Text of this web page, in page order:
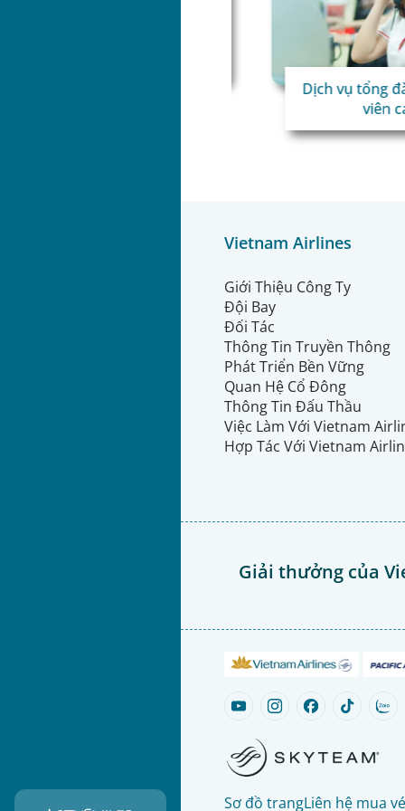
Dịch vụ tổng đài
viên
Vietnam Airlines
Giới Thiệu Công Ty
Đội Bay
Đối Tác
Thông Tin Truyền Thông
Phát Triển Bền Vững
Quan Hệ Cổ Đông
Thông Tin Đấu Thầu
Việc Làm Với Vietnam
Hợp Tác Với Vietnam
Giải thưởng của
Sơ đồ trangLiên hệ mua vé